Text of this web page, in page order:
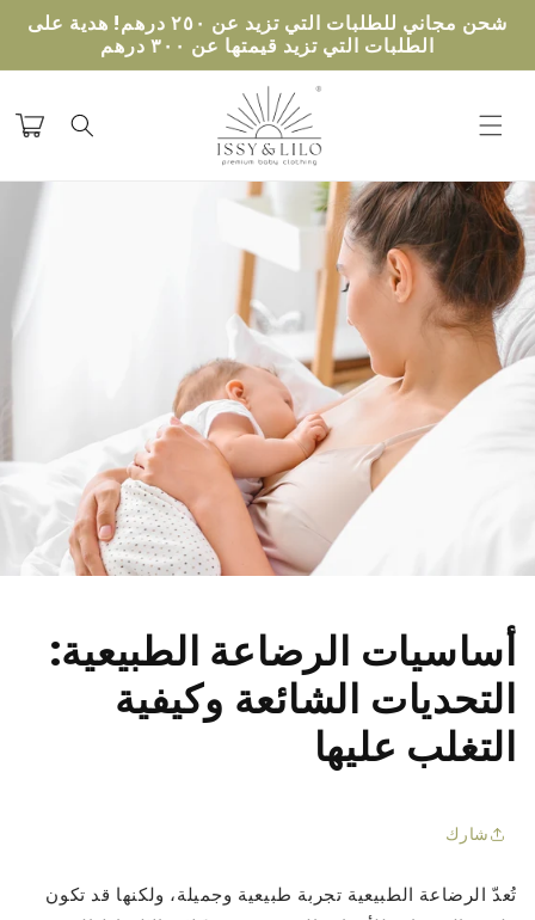
الى
شحن مجاني للطلبات التي تزيد عن ٢٥٠ درهم! هدية على
الطلبات التي تزيد قيمتها عن ٣٠٠ درهم
التسوق
أساسيات الرضاعة الطبيعية:
التحديات الشائعة وكيفية
التغلب عليها
شارك
تُعدّ الرضاعة الطبيعية تجربة طبيعية وجميلة، ولكنها قد تكون